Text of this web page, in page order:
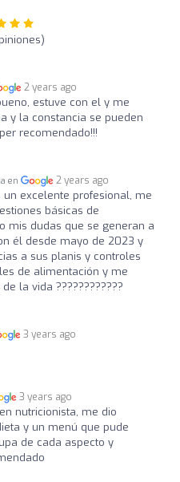
2 years ago
estuve con el y me
y la constancia se pueden
recomendado!!!
en 2 years ago
un excelente profesional, me
básicas de
mis dudas que se generan a
él desde mayo de 2023 y
a sus planis y controles
de alimentación y me
la vida ????????????
3 years ago
3 years ago
nutricionista, me dio
y un menú que pude
de cada aspecto y